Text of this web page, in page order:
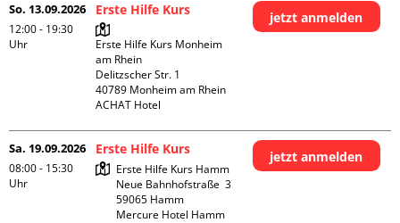
So. 13.09.2026
12:00 - 19:30
Uhr
Erste Hilfe Kurs
Erste Hilfe Kurs Monheim
am Rhein
Delitzscher Str. 1
40789 Monheim am Rhein
ACHAT Hotel
jetzt anmelden
Sa. 19.09.2026
08:00 - 15:30
Uhr
Erste Hilfe Kurs
Erste Hilfe Kurs Hamm
Neue Bahnhofstraße  3
59065 Hamm
Mercure Hotel Hamm
jetzt anmelden